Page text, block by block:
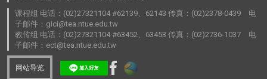
课程组 电话：(02)27321104 #62139、62143 传真：(02)2378-0439 电
子邮件：gici@tea.ntue.edu.tw
教传组 电话：(02)27321104 #63452、63453 传真：(02)2736-1037 电
子邮件：ect@tea.ntue.edu.tw
网站导览